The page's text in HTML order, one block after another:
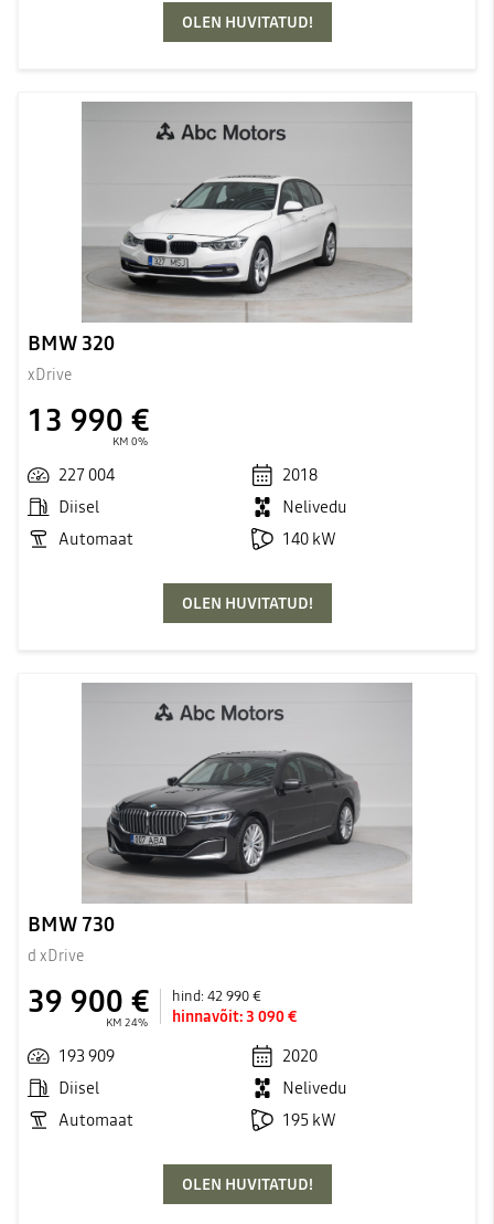
OLEN HUVITATUD!
BMW 320
xDrive
13 990 €
KM 0%
227 004
2018
Diisel
Nelivedu
Automaat
140 kW
OLEN HUVITATUD!
BMW 730
d xDrive
39 900 €
KM 24%
hind:42 990 €
hinnavõit:3 090 €
193 909
2020
Diisel
Nelivedu
Automaat
195 kW
OLEN HUVITATUD!